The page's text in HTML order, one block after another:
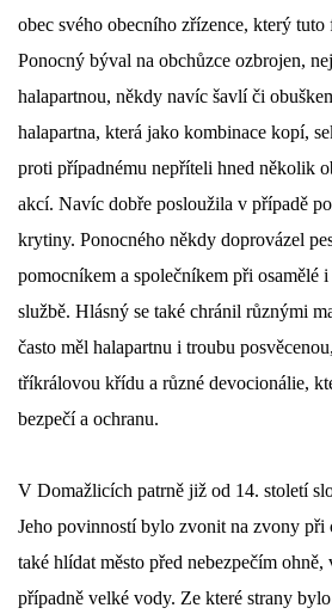
města Domažlice.
© 2026 eStránky.cz |
obec svého obecního zřízence, který
Ponocný býval na obchůzce ozbrojen,
halapartnou, někdy navíc šavlí či
halapartna, která jako kombinace kopí,
proti případnému nepříteli hned několik
akcí. Navíc dobře posloužila v případě
krytiny. Ponocného někdy doprovázel
pomocníkem a společníkem při osamělé
službě. Hlásný se také chránil různými
často měl halapartnu i troubu
tříkrálovou křídu a různé devocionálie,
bezpečí a ochranu.
V Domažlicích patrně již od 14. století
Jeho povinností bylo zvonit na zvony při
také hlídat město před nebezpečím
případně velké vody. Ze které strany